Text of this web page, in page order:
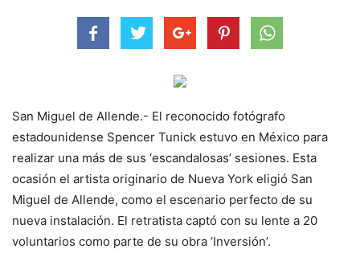
San Miguel de Allende.- El reconocido fotógrafo
estadounidense Spencer Tunick estuvo en México para
realizar una más de sus ‘escandalosas’ sesiones. Esta
ocasión el artista originario de Nueva York eligió San
Miguel de Allende, como el escenario perfecto de su
nueva instalación. El retratista captó con su lente a 20
voluntarios como parte de su obra ’Inversión’.